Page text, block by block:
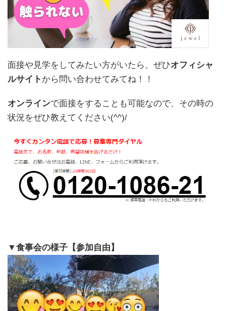
面接や見学をしてみたい方がいたら、ぜひオフィシャ
ルサイト から問い合わせてみてね！！
オンラインで面接をすることも可能なので、その時の
状況をぜひ教えてください(^^)/
▼食事会の様子【参加自由】